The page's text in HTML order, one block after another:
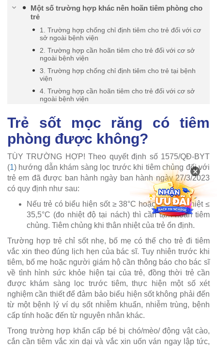
Một số trường hợp khác nên hoãn tiêm phòng cho
trẻ
1. Trường hợp chống chỉ định tiêm cho trẻ đối với cơ
sở ngoài bệnh viện
2. Trường hợp cần hoãn tiêm cho trẻ đối với cơ sở
ngoài bệnh viện
3. Trường hợp chống chỉ định tiêm cho trẻ tại bệnh
viện
4. Trường hợp cần hoãn tiêm cho trẻ đối với cơ sở
ngoài bệnh viện
Trẻ sốt mọc răng có tiêm
phòng được không?
TÙY TRƯỜNG HỢP! Theo quyết định số 1575/QĐ-BYT
(1) hướng dẫn khám sàng lọc trước khi tiêm chủng đối với
trẻ em đã được ban hành ngày ban hành ngày 27/3/2023
có quy định như sau:
Nếu trẻ có biểu hiện sốt ≥ 38°C hoặc hạ thân nhiệt ≤
35,5°C (đo nhiệt độ tại nách) thì cần tạm hoãn tiêm
chủng. Tiêm chủng khi thân nhiệt của trẻ ổn định.
Trường hợp trẻ chỉ sốt nhẹ, bố mẹ có thể cho trẻ đi tiêm
vắc xin theo đúng lịch hẹn của bác sĩ. Tuy nhiên trước khi
tiêm, bố mẹ hoặc người giám hộ cần thông báo cho bác sĩ
về tình hình sức khỏe hiện tại của trẻ, đồng thời trẻ cần
được khám sàng lọc trước tiêm, thực hiện một số xét
nghiệm cần thiết để đảm bảo biểu hiện sốt không phải đến
từ một bệnh lý ví dụ sốt nhiễm khuẩn, nhiễm trùng, bệnh
cấp tính hoặc đến từ nguyên nhân khác.
Trong trường hợp khẩn cấp bé bị chó/mèo/ động vật cào,
cắn cần tiêm vắc xin dại và vắc xin uốn ván ngay lập tức,
×